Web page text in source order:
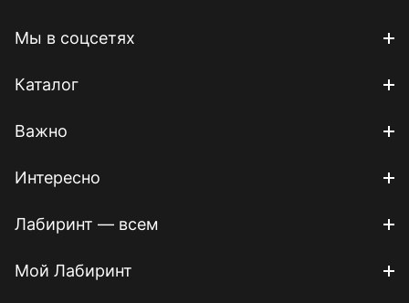
Мы в соцсетях
Каталог
Важно
Интересно
Лабиринт — всем
Мой Лабиринт